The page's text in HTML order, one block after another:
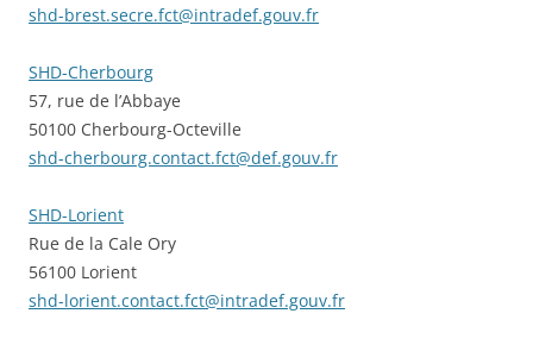
shd-brest.secre.fct@intradef.gouv.fr
SHD-Cherbourg
57, rue de l’Abbaye
50100 Cherbourg-Octeville
shd-cherbourg.contact.fct@def.gouv.fr
SHD-Lorient
Rue de la Cale Ory
56100 Lorient
shd-lorient.contact.fct@intradef.gouv.fr